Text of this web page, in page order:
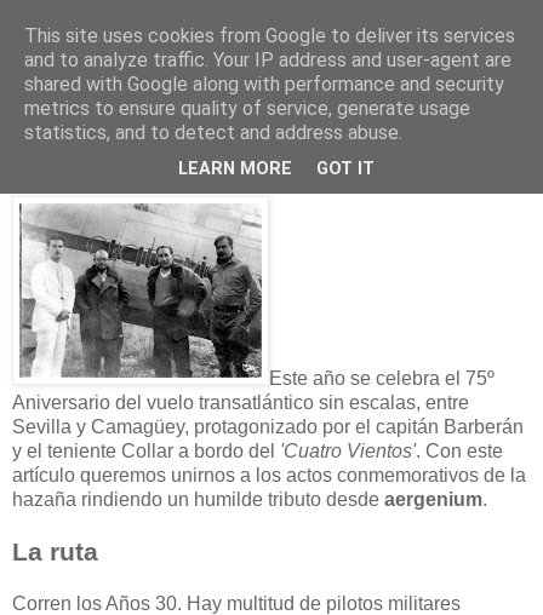
23 septiembre 2008
75 Aniversario del Vuelo del Cuatro
Vientos
Este año se celebra el 75º
Aniversario del vuelo transatlántico sin escalas, entre
Sevilla y Camagüey, protagonizado por el capitán Barberán
y el teniente Collar a bordo del 'Cuatro Vientos'. Con este
artículo queremos unirnos a los actos conmemorativos de la
hazaña rindiendo un humilde tributo desde aergenium.
La ruta
Corren los Años 30. Hay multitud de pilotos militares
This site uses cookies from Google to deliver its services
and to analyze traffic. Your IP address and user-agent are
shared with Google along with performance and security
metrics to ensure quality of service, generate usage
statistics, and to detect and address abuse.
LEARN MORE GOT IT